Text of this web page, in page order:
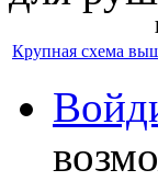
Крупная схема